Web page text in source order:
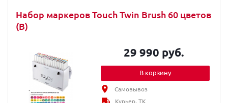
Набор маркеров Touch Twin Brush 60 цветов
(B)
29 990 руб.
В корзину
Самовывоз
Курьер, ТК